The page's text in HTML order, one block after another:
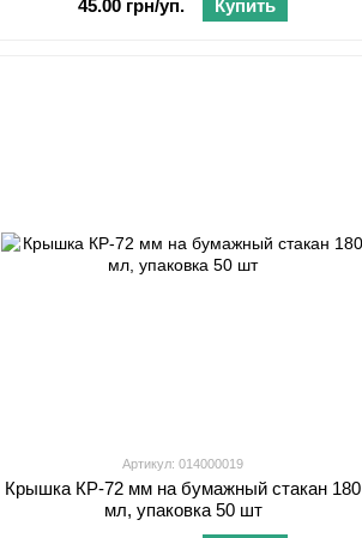
45.00 грн/уп.
Купить
Артикул: 014000019
Крышка КР-72 мм на бумажный стакан 180
мл, упаковка 50 шт